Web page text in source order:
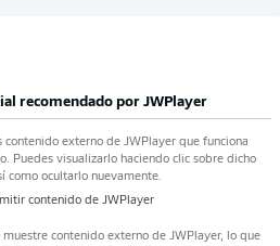
recomendado por JWPlayer
contenido externo de JWPlayerque funciona
Puedes visualizarlo haciendo clic sobre dicho
como ocultarlo nuevamente.
contenido de JWPlayer
muestre contenido externo de JWPlayer, lo que